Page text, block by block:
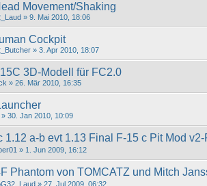
Movement/Shaking
» 9. Mai 2010, 18:06
Cockpit
» 3. Apr 2010, 18:07
3D-Modell für FC2.0
» 26. Mär 2010, 16:35
» 30. Jan 2010, 10:09
1.12 a-b evt 1.13 Final F-15 c Pit Mod v2-
» 1. Jun 2009, 16:12
Phantom von TOMCATZ und Mitch
» 27. Jul 2009, 06:32